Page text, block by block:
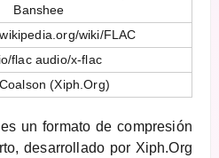
Banshee
wiki/FLAC
flac audio/x-flac
(Xiph.Org)
un formato de compresión
desarrollado por Xiph.Org